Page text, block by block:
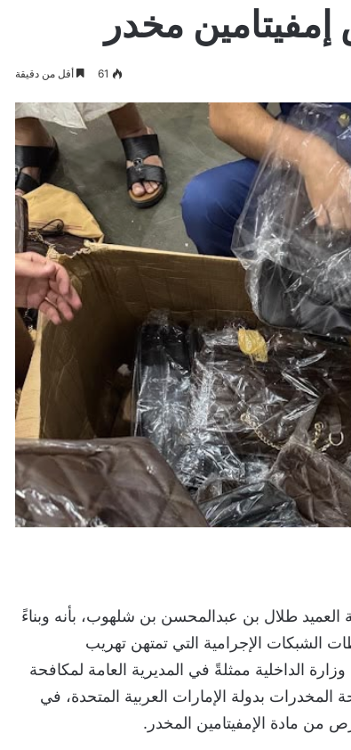
61 أقل من دقيقة
العميد طلال بن عبدالمحسن بن شلهوب، بأنه وبناءً
الشبكات الإجرامية التي تمتهن تهريب
الداخلية ممثلةً في المديرية العامة لمكافحة
المخدرات بدولة الإمارات العربية المتحدة، في